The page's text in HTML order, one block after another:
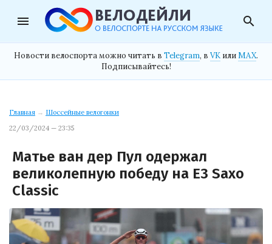
menu search
Новости велоспорта можно читать в Telegram, в VK илиMAX.
Подписывайтесь!
Главная → Шоссейные велогонки
22/03/2024 — 23:35
Матье ван дер Пул одержал
великолепную победу на E3 Saxo
Classic